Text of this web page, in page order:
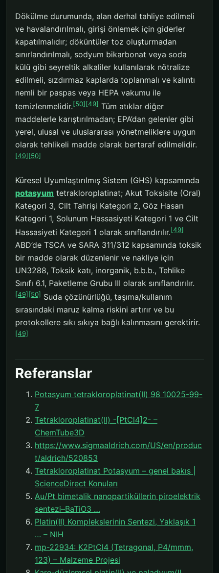
Dökülme durumunda, alan derhal tahliye edilmeli
ve havalandırılmalı, girişi önlemek için giderler
kapatılmalıdır; döküntüler toz oluşturmadan
sınırlandırılmalı, sodyum bikarbonat veya soda
külü gibi seyreltik alkaliler kullanılarak nötralize
edilmeli, sızdırmaz kaplarda toplanmalı ve kalıntı
nemli bir paspas veya HEPA vakumu ile
temizlenmelidir.[50] [49] Tüm atıklar diğer
maddelerle karıştırılmadan; EPA’dan gelenler gibi
yerel, ulusal ve uluslararası yönetmeliklere uygun
olarak tehlikeli madde olarak bertaraf edilmelidir.
[49] [50]
Küresel Uyumlaştırılmış Sistem (GHS) kapsamında
potasyum tetrakloroplatinat; Akut Toksisite (Oral)
Kategori 3, Cilt Tahrişi Kategori 2, Göz Hasarı
Kategori 1, Solunum Hassasiyeti Kategori 1 ve Cilt
Hassasiyeti Kategori 1 olarak sınıflandırılır.[49]
ABD’de TSCA ve SARA 311/312 kapsamında toksik
bir madde olarak düzenlenir ve nakliye için
UN3288, Toksik katı, inorganik, b.b.b., Tehlike
Sınıfı 6.1, Paketleme Grubu III olarak sınıflandırılır.
[49] [50] Suda çözünürlüğü, taşıma/kullanım
sırasındaki maruz kalma riskini artırır ve bu
protokollere sıkı sıkıya bağlı kalınmasını gerektirir.
[49]
Referanslar
Potasyum tetrakloroplatinat(II) 98 10025-99-
7
Tetrakloroplatinat(II) -[PtCl4]2- –
ChemTube3D
https://www.sigmaaldrich.com/US/en/produc
t/aldrich/520853
Tetrakloroplatinat Potasyum – genel bakış |
ScienceDirect Konuları
Au/Pt bimetalik nanopartiküllerin piroelektrik
sentezi–BaTiO3 …
Platin(II) Komplekslerinin Sentezi, Yaklaşık 1
… – NIH
mp-22934: K2PtCl4 (Tetragonal, P4/mmm,
123) – Malzeme Projesi